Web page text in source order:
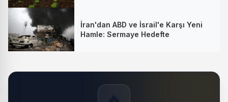
İran'dan ABD ve İsrail'e Karşı Yeni
Hamle: Sermaye Hedefte